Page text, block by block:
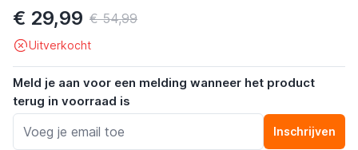
€ 29,99 € 54,99
Uitverkocht
Meld je aan voor een melding wanneer het product
terug in voorraad is
Inschrijven